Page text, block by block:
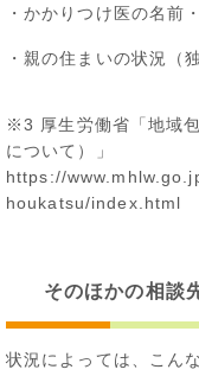
・かかりつけ医の名前
・親の住まいの状況（
※3 厚生労働省「地域
について）」
https://
houkatsu/index.html
そのほかの相談
状況によっては、こん